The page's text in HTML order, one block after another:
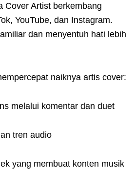
Cover Artist berkembang
YouTube, dan Instagram.
dan menyentuh hati lebih
naiknya artis cover:
melalui komentar dan duet
tren audio
yang membuat konten musik